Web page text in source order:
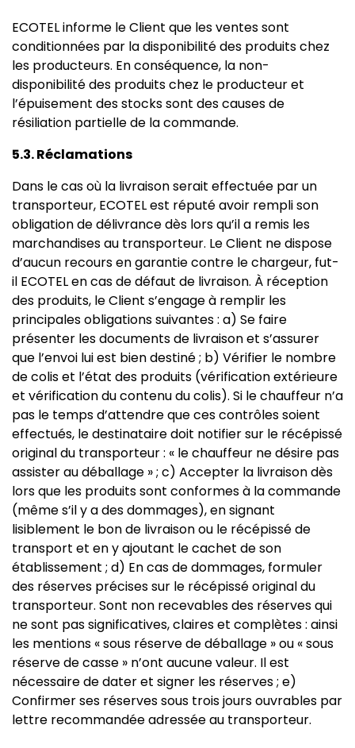
ECOTEL informe le Client que les ventes sont
conditionnées par la disponibilité des produits chez
les producteurs. En conséquence, la non-
disponibilité des produits chez le producteur et
l’épuisement des stocks sont des causes de
résiliation partielle de la commande.
5.3. Réclamations
Dans le cas où la livraison serait effectuée par un
transporteur, ECOTEL est réputé avoir rempli son
obligation de délivrance dès lors qu’il a remis les
marchandises au transporteur. Le Client ne dispose
d’aucun recours en garantie contre le chargeur, fut-
il ECOTEL en cas de défaut de livraison. À réception
des produits, le Client s’engage à remplir les
principales obligations suivantes : a) Se faire
présenter les documents de livraison et s’assurer
que l’envoi lui est bien destiné ; b) Vérifier le nombre
de colis et l’état des produits (vérification extérieure
et vérification du contenu du colis). Si le chauffeur n’a
pas le temps d’attendre que ces contrôles soient
effectués, le destinataire doit notifier sur le récépissé
original du transporteur : « le chauffeur ne désire pas
assister au déballage » ; c) Accepter la livraison dès
lors que les produits sont conformes à la commande
(même s’il y a des dommages), en signant
lisiblement le bon de livraison ou le récépissé de
transport et en y ajoutant le cachet de son
établissement ; d) En cas de dommages, formuler
des réserves précises sur le récépissé original du
transporteur. Sont non recevables des réserves qui
ne sont pas significatives, claires et complètes : ainsi
les mentions « sous réserve de déballage » ou « sous
réserve de casse » n’ont aucune valeur. Il est
nécessaire de dater et signer les réserves ; e)
Confirmer ses réserves sous trois jours ouvrables par
lettre recommandée adressée au transporteur.